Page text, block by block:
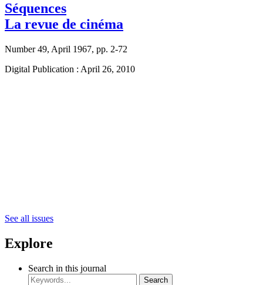
Séquences
La revue de cinéma
Number 49, April 1967, pp. 2-72
Digital Publication : April 26, 2010
See all issues
Explore
Search in this journal
Search